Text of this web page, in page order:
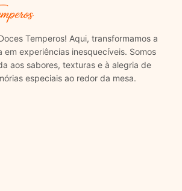
Temperos! Aqui, transformamos a
em experiências inesquecíveis. Somos
aos sabores, texturas e à alegria de
especiais ao redor da mesa.